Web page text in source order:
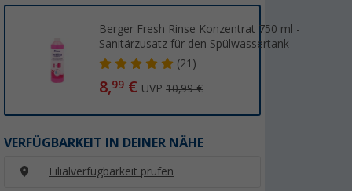
Berger Fresh Rinse Konzentrat 750 ml -
Sanitärzusatz für den Spülwassertank
(21)
8,99 € UVP10,99 €
VERFÜGBARKEIT IN DEINER NÄHE
Filialverfügbarkeit prüfen